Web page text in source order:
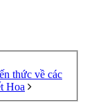
thức về các
Hoa